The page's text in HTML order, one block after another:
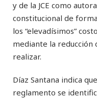
y de la JCE como
constitucional de
los “elevadísimos”
mediante la reducción
realizar.
Díaz Santana indica
reglamento se